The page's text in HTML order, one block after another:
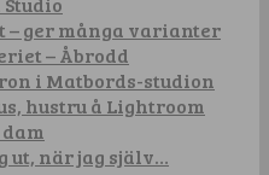
– ger många varianter
– Åbrodd
i Matbords-studion
hustru å Lightroom
ut, när jag själv…